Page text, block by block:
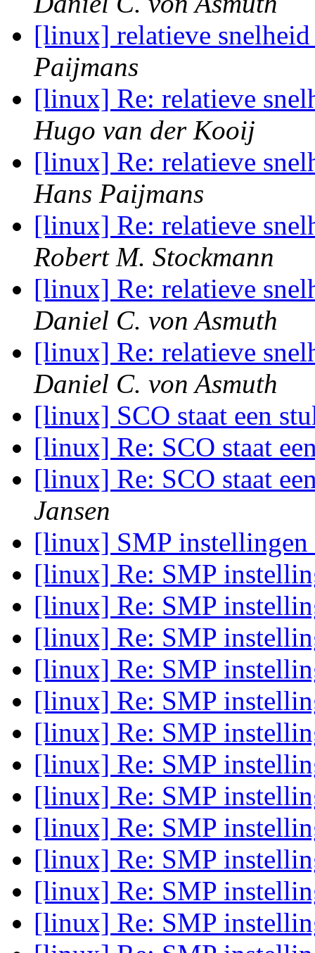
[linux] relatieve
Paijmans
[linux] Re: relatieve
Hugo van der Kooij
[linux] Re: relatieve
Hans Paijmans
[linux] Re: relatieve
Robert M. Stockmann
[linux] Re: relatieve
Daniel C. von Asmuth
[linux] Re: relatieve
Daniel C. von Asmuth
[linux] SCO staat een
[linux] Re: SCO staat
[linux] Re: SCO staat
Jansen
[linux] SMP instellingen
[linux] Re: SMP
[linux] Re: SMP
[linux] Re: SMP
[linux] Re: SMP
[linux] Re: SMP
[linux] Re: SMP
[linux] Re: SMP
[linux] Re: SMP
[linux] Re: SMP
[linux] Re: SMP
[linux] Re: SMP
[linux] Re: SMP